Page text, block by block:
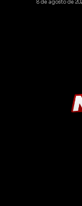
8 de agosto de